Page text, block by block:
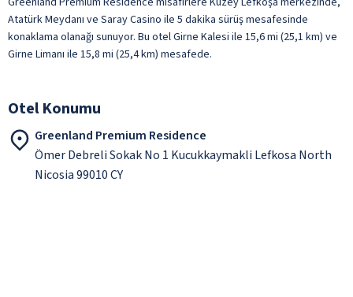
Atatürk Meydanı ve Saray Casino ile 5 dakika sürüş mesafesinde
konaklama olanağı sunuyor. Bu otel Girne Kalesi ile 15,6 mi (25,1 km) ve
Girne Limanı ile 15,8 mi (25,4 km) mesafede.
Otel Konumu
Greenland Premium Residence
Ömer Debreli Sokak No 1 Kucukkaymakli Lefkosa North
Nicosia 99010 CY